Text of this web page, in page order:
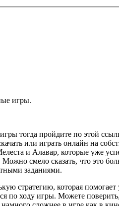
игры.
тогда пройдите по этой
или играть онлайн на
и Алавар, которые уже
смело сказать, что это
заданиями.
стратегию, которая
по ходу игры. Можете